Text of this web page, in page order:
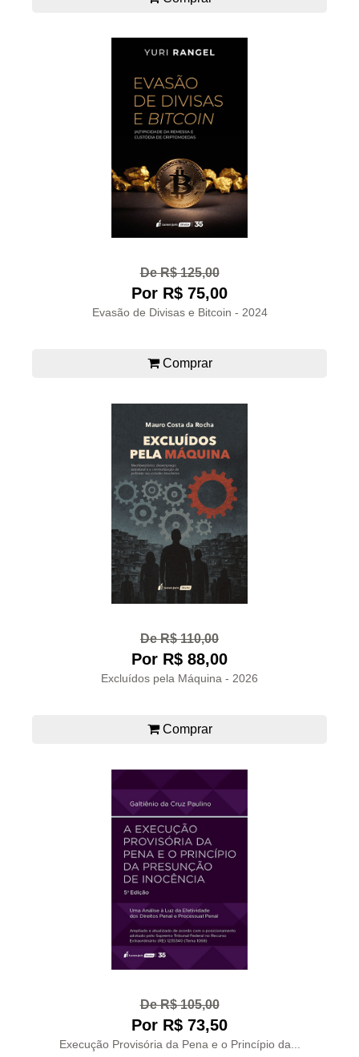
De R$ 125,00
Por R$ 75,00
Evasão de Divisas e Bitcoin - 2024
Comprar
De R$ 110,00
Por R$ 88,00
Excluídos pela Máquina - 2026
Comprar
De R$ 105,00
Por R$ 73,50
Execução Provisória da Pena e o Princípio da...